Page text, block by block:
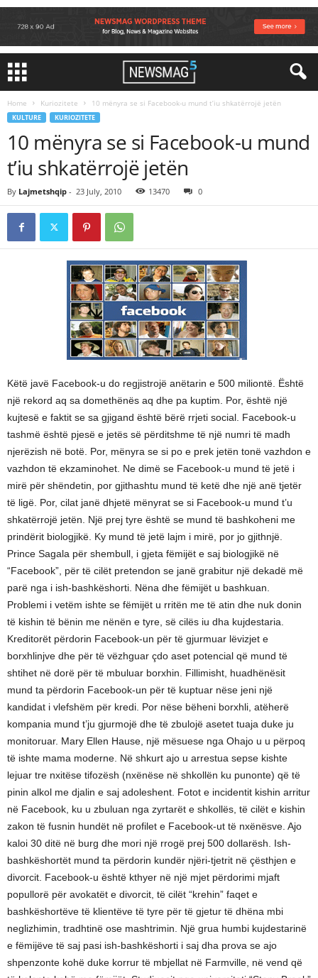
Home Kuriozitete 10 mënyra se si Facebook-u mund t’iu shkatërrojë jetën
KULTURE KURIOZITETE
10 mënyra se si Facebook-u mund
t’iu shkatërrojë jetën
By Lajmetshqip - 23 July, 2010 13470 0
Këtë javë Facebook-u do regjistrojë anëtarin e 500 miliontë. Është
një rekord aq sa domethënës aq dhe pa kuptim. Por, është një
kujtesë e faktit se sa gjigand është bërë rrjeti social. Facebook-u
tashmë është pjesë e jetës së përditshme të një numri të madh
njerëzish në botë. Por, mënyra se si po e prek jetën tonë vazhdon e
vazhdon të ekzaminohet. Ne dimë se Facebook-u mund të jetë i
mirë për shëndetin, por gjithashtu mund të ketë dhe një anë tjetër
të ligë. Por, cilat janë dhjetë mënyrat se si Facebook-u mund t’u
shkatërrojë jetën. Një prej tyre është se mund të bashkoheni me
prindërit biologjikë. Ky mund të jetë lajm i mirë, por jo gjithnjë.
Prince Sagala për shembull, i gjeta fëmijët e saj biologjikë në
“Facebook”, për të cilët pretendon se janë grabitur një dekadë më
parë nga i ish-bashkëshorti. Nëna dhe fëmijët u bashkuan.
Problemi i vetëm ishte se fëmijët u rritën me të atin dhe nuk donin
të kishin të bënin me nënën e tyre, së cilës iu dha kujdestaria.
Kreditorët përdorin Facebook-un për të gjurmuar lëvizjet e
borxhlinjve dhe për të vëzhguar çdo aset potencial që mund të
shtihet në dorë për të mbuluar borxhin. Fillimisht, huadhënësit
mund ta përdorin Facebook-un për të kuptuar nëse jeni një
kandidat i vlefshëm për kredi. Por nëse bëheni borxhli, atëherë
kompania mund t’ju gjurmojë dhe të zbulojë asetet tuaja duke ju
monitoruar. Mary Ellen Hause, një mësuese nga Ohajo u u përpoq
të ishte mama moderne. Në shkurt ajo u arrestua sepse kishte
lejuar tre nxitëse tifozësh (nxënëse në shkollën ku punonte) që të
pinin alkol me djalin e saj adoleshent. Fotot e incidentit kishin arritur
në Facebook, ku u zbuluan nga zyrtarët e shkollës, të cilët e kishin
zakon të fusnin hundët në profilet e Facebook-ut të nxënësve. Ajo
kaloi 30 ditë në burg dhe mori një rrogë prej 500 dollarësh. Ish-
bashkëshortët mund ta përdorin kundër njëri-tjetrit në çësthjen e
divorcit. Facebook-u është kthyer në një mjet përdorimi mjaft
popullorë për avokatët e divorcit, të cilët “krehin” faqet e
bashkëshortëve të klientëve të tyre për të gjetur të dhëna mbi
neglizhimin, tradhtinë ose mashtrimin. Një grua humbi kujdestarinë
e fëmijëve të saj pasi ish-bashkëshorti i saj dha prova se ajo
shpenzonte kohë duke korrur të mbjellat në Farmville, në vend që